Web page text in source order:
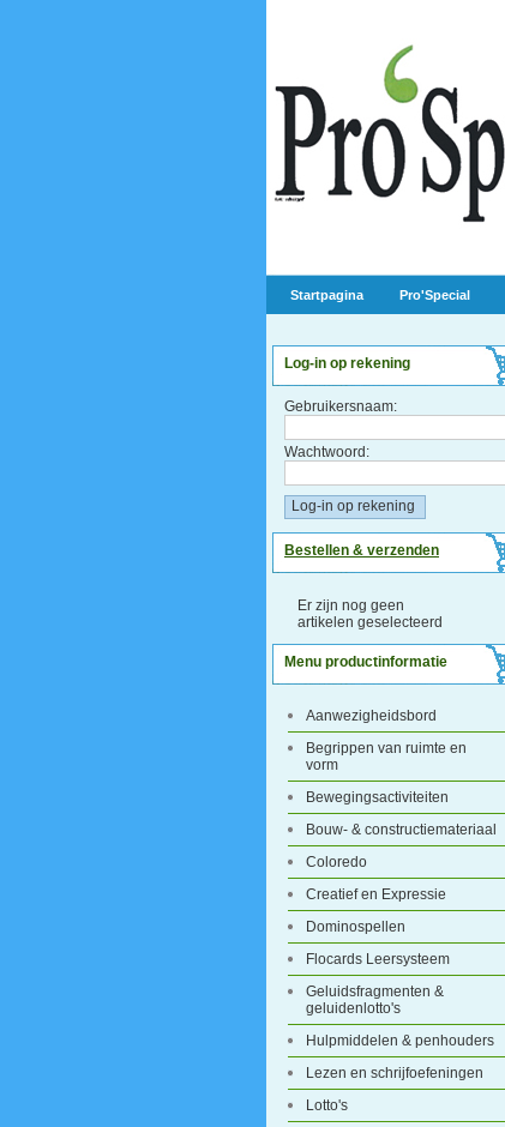
Startpagina Pro'Special
Log-in op rekening
Gebruikersnaam:
Wachtwoord:
Bestellen & verzenden
Er zijn nog geen
artikelen geselecteerd
Menu productinformatie
Aanwezigheidsbord
Begrippen van ruimte en
vorm
Bewegingsactiviteiten
Bouw- & constructiemateriaal
Coloredo
Creatief en Expressie
Dominospellen
Flocards Leersysteem
Geluidsfragmenten &
geluidenlotto's
Hulpmiddelen & penhouders
Lezen en schrijfoefeningen
Lotto's